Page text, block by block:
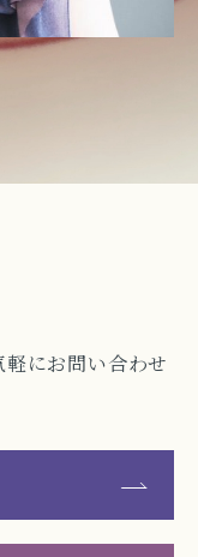
にお問い合わせ